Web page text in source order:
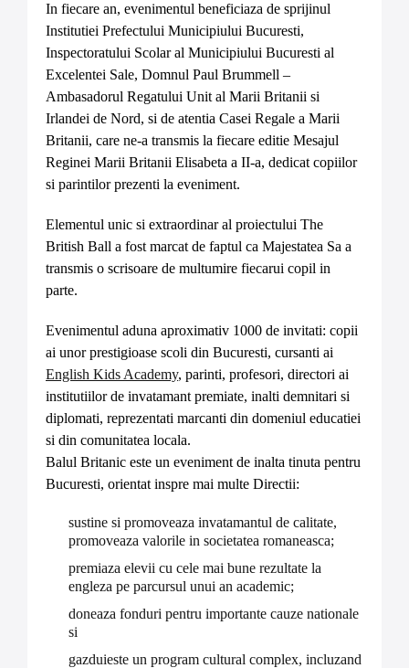
In fiecare an, evenimentul beneficiaza de sprijinul
Institutiei Prefectului Municipiului Bucuresti,
Inspectoratului Scolar al Municipiului Bucuresti al
Excelentei Sale, Domnul Paul Brummell –
Ambasadorul Regatului Unit al Marii Britanii si
Irlandei de Nord, si de atentia Casei Regale a Marii
Britanii, care ne-a transmis la fiecare editie Mesajul
Reginei Marii Britanii Elisabeta a II-a, dedicat copiilor
si parintilor prezenti la eveniment.
Elementul unic si extraordinar al proiectului The
British Ball a fost marcat de faptul ca Majestatea Sa a
transmis o scrisoare de multumire fiecarui copil in
parte.
Evenimentul aduna aproximativ 1000 de invitati: copii
ai unor prestigioase scoli din Bucuresti, cursanti ai
English Kids Academy, parinti, profesori, directori ai
institutiilor de invatamant premiate, inalti demnitari si
diplomati, reprezentati marcanti din domeniul educatiei
si din comunitatea locala.
Balul Britanic este un eveniment de inalta tinuta pentru
Bucuresti, orientat inspre mai multe Directii:
sustine si promoveaza invatamantul de calitate,
promoveaza valorile in societatea romaneasca;
premiaza elevii cu cele mai bune rezultate la
engleza pe parcursul unui an academic;
doneaza fonduri pentru importante cauze nationale
si
gazduieste un program cultural complex, incluzand